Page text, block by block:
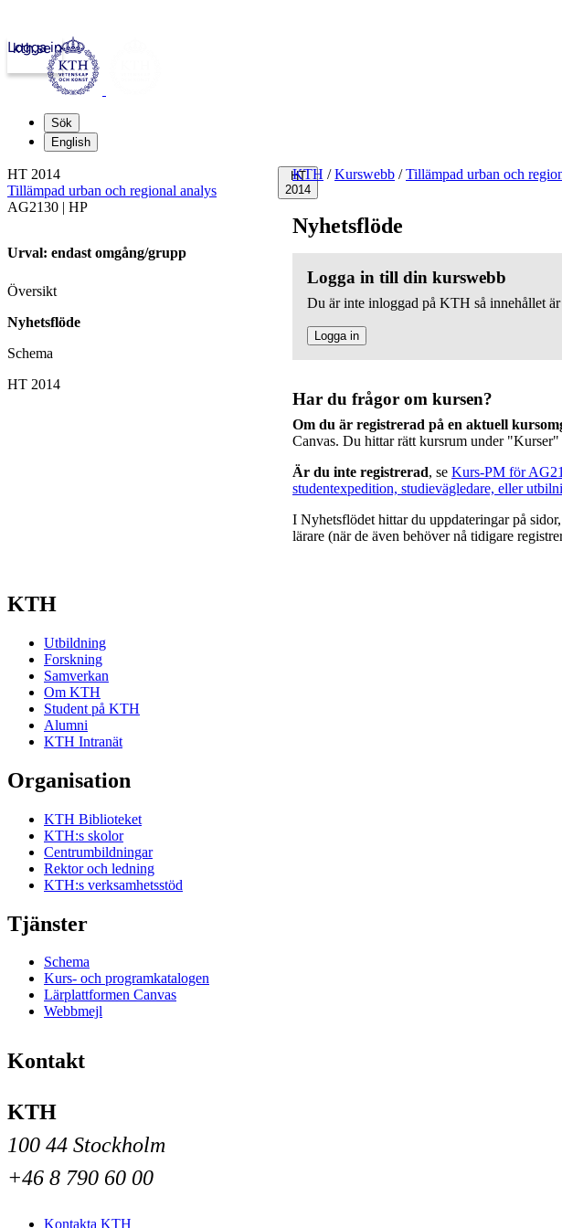
kth.se
Logga in
Sök
English
HT
2014
KTH / Kurswebb / Tillämpad urban och
Nyhetsflöde
Logga in till din kurswebb
Du är inte inloggad på KTH så innehållet är
Logga in
Har du frågor om kursen?
Om du är registrerad på en aktuell
Canvas. Du hittar rätt kursrum under
Är du inte registrerad, se Kurs-PM för
studentexpedition, studievägledare, eller
I Nyhetsflödet hittar du uppdateringar på
lärare (när de även behöver nå tidigare
HT 2014
Tillämpad urban och regional analys
AG2130 | HP
Urval: endast omgång/grupp
Översikt
Nyhetsflöde
Schema
HT 2014
KTH
Utbildning
Forskning
Samverkan
Om KTH
Student på KTH
Alumni
KTH Intranät
Organisation
KTH Biblioteket
KTH:s skolor
Centrumbildningar
Rektor och ledning
KTH:s verksamhetsstöd
Tjänster
Schema
Kurs- och programkatalogen
Lärplattformen Canvas
Webbmejl
Kontakt
KTH
100 44 Stockholm
+46 8 790 60 00
Kontakta KTH